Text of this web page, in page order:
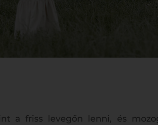
a friss levegőn lenni, és